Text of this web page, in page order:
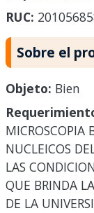
RUC:
Sobre el
Objeto: Bien
MICROSCOPIA
NUCLEICOS
LAS
QUE BRINDA
DE LA